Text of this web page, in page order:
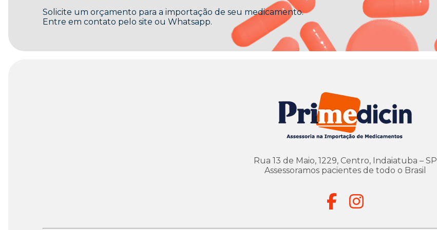
Solicite um orçamento para a importação de seu medicamento.
Entre em contato pelo site ou Whatsapp.
Rua 13 de Maio, 1229, Centro, Indaiatuba – SP
Assessoramos pacientes de todo o Brasil